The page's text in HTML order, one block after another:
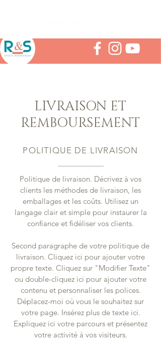
LIVRAISON ET
REMBOURSEMENT
POLITIQUE DE LIVRAISON
Politique de livraison. Décrivez à vos
clients les méthodes de livraison, les
emballages et les coûts. Utilisez un
langage clair et simple pour instaurer la
confiance et fidéliser vos clients.
Second paragraphe de votre politique de
livraison. Cliquez ici pour ajouter votre
propre texte. Cliquez sur "Modifier Texte"
ou double-cliquez ici pour ajouter votre
contenu et personnaliser les polices.
Déplacez-moi où vous le souhaitez sur
votre page. Insérez plus de texte ici.
Expliquez ici votre parcours et présentez
votre activité à vos visiteurs.